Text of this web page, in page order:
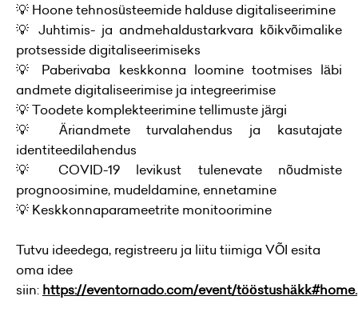
💡 Hoone tehnosüsteemide halduse digitaliseerimine
💡 Juhtimis- ja andmehaldustarkvara kõikvõimalike
protsesside digitaliseerimiseks
💡 Paberivaba keskkonna loomine tootmises läbi
andmete digitaliseerimise ja integreerimise
💡 Toodete komplekteerimine tellimuste järgi
💡 Äriandmete turvalahendus ja kasutajate
identiteedilahendus
💡 COVID-19 levikust tulenevate nõudmiste
prognoosimine, mudeldamine, ennetamine
💡 Keskkonnaparameetrite monitoorimine
Tutvu ideedega, registreeru ja liitu tiimiga VÕI esita
oma idee
siin: https://eventornado.com/event/tööstushäkk#home.